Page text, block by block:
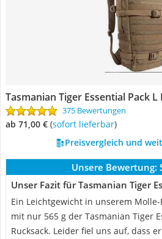
Tasmanian Tiger Essential Pack L
375 Bewertungen
ab 71,00 € ( Sofort lieferbar)
Preisvergleich und
Unsere Bewertung:
Unser Fazit für Tasmanian Tiger
Ein Leichtgewicht in unserem
mit nur 565 g der Tasmanian Tiger
Rucksack. Leider fiel uns auf, dass